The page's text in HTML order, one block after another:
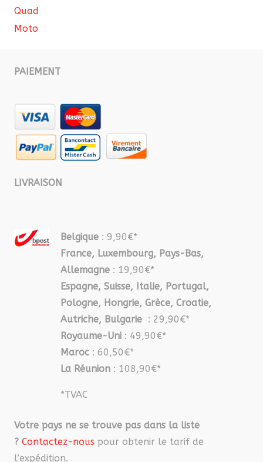
Quad
Moto
PAIEMENT
LIVRAISON
Belgique : 9,90€*
France, Luxembourg, Pays-Bas,
Allemagne : 19,90€*
Espagne, Suisse, Italie, Portugal,
Pologne, Hongrie, Grèce, Croatie,
Autriche, Bulgarie : 29,90€*
Royaume-Uni : 49,90€*
Maroc : 60,50€*
La Réunion : 108,90€*
*TVAC
Votre pays ne se trouve pas dans la liste
? Contactez-nous pour obtenir le tarif de
l’expédition.